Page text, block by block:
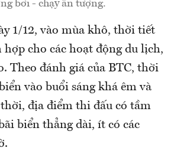
bơi - chạy ấn tượng.
1/12, vào mùa khô, thời tiết
hợp cho các hoạt động du lịch,
Theo đánh giá của BTC, thời
vào buổi sáng khá êm và
địa điểm thi đấu có tầm
biển thẳng dài, ít có các